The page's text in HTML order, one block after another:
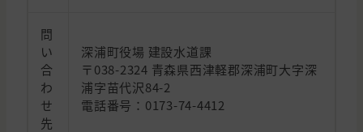
問
い
合
わ
せ
先
深浦町役場 建設水道課
〒038-2324 青森県西津軽郡深浦町大字深
浦字苗代沢84-2
電話番号：0173-74-4412